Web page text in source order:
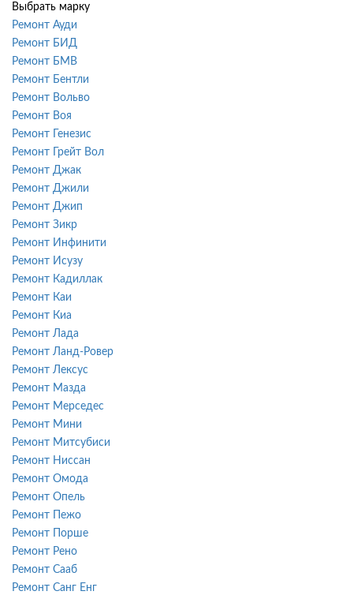
Выбрать марку
Ремонт Ауди
Ремонт БИД
Ремонт БМВ
Ремонт Бентли
Ремонт Вольво
Ремонт Воя
Ремонт Генезис
Ремонт Грейт Вол
Ремонт Джак
Ремонт Джили
Ремонт Джип
Ремонт Зикр
Ремонт Инфинити
Ремонт Исузу
Ремонт Кадиллак
Ремонт Каи
Ремонт Киа
Ремонт Лада
Ремонт Ланд-Ровер
Ремонт Лексус
Ремонт Мазда
Ремонт Мерседес
Ремонт Мини
Ремонт Митсубиси
Ремонт Ниссан
Ремонт Омода
Ремонт Опель
Ремонт Пежо
Ремонт Порше
Ремонт Рено
Ремонт Сааб
Ремонт Санг Енг